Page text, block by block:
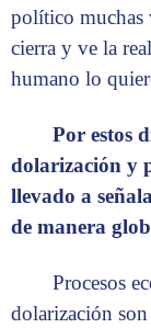
político muchas
cierra y ve la
humano lo
Por estos
dolarización y
llevado a
de manera
Procesos
dolarización